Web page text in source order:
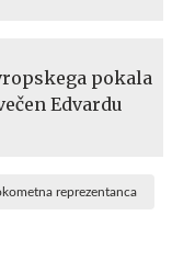
pokala
Edvardu
reprezentanca